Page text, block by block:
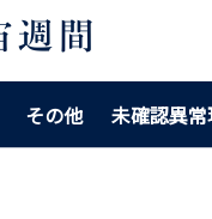
その他 未確認異